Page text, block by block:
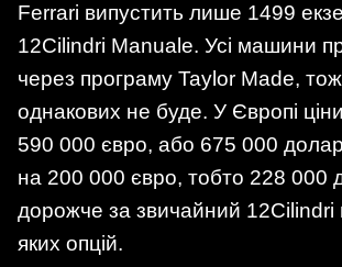
Ferrari випустить лише 1499
12Cilindri Manuale. Усі машини
через програму Taylor Made,
однакових не буде. У Європі
590 000 євро, або 675 000
на 200 000 євро, тобто 228 000
дорожче за звичайний
яких опцій.